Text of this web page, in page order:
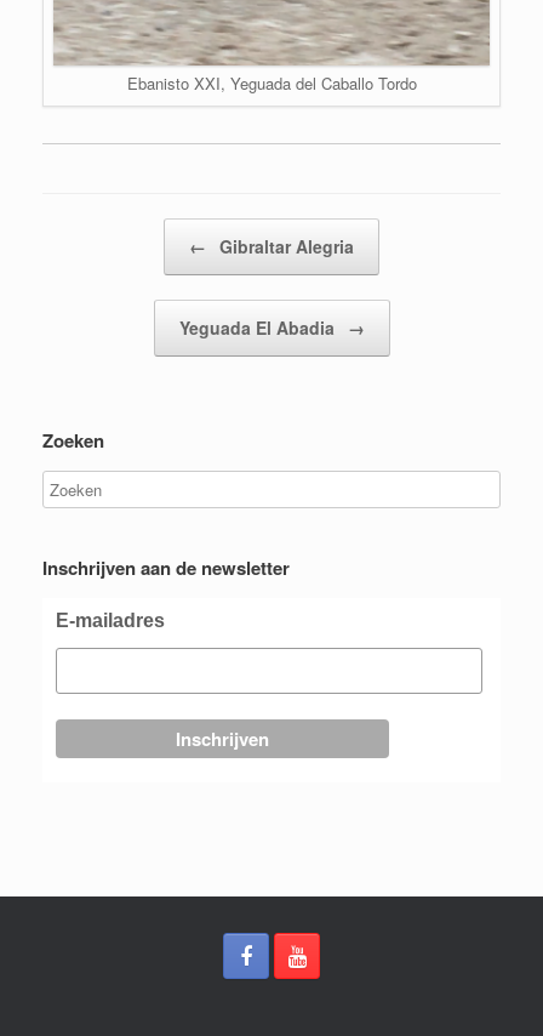
Ebanisto XXI, Yeguada del Caballo Tordo
← Gibraltar Alegria
Yeguada El Abadia →
Zoeken
Inschrijven aan de newsletter
E-mailadres